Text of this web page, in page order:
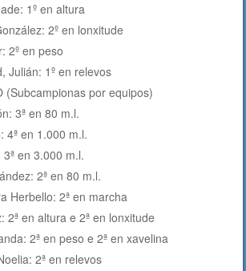
1º en altura
2º en lonxitude
2º en peso
Julián: 1º en relevos
(Subcampionas por equipos)
3ª en 80 m.l.
4ª en 1.000 m.l.
en 3.000 m.l.
2ª en 80 m.l.
Herbello: 2ª en marcha
2ª en altura e 2ª en lonxitude
2ª en peso e 2ª en xavelina
2ª en relevos